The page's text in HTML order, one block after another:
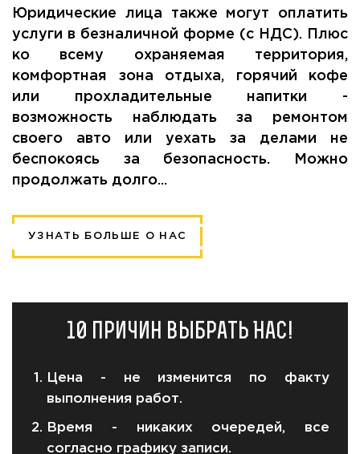
Юридические лица также могут оплатить
услуги в безналичной форме (с НДС). Плюс
ко всему охраняемая территория,
комфортная зона отдыха, горячий кофе
или прохладительные напитки -
возможность наблюдать за ремонтом
своего авто или уехать за делами не
беспокоясь за безопасность. Можно
продолжать долго...
УЗНАТЬ БОЛЬШЕ О НАС
10 причин выбрать Нас!
Цена - не изменится по факту
выполнения работ.
Время - никаких очередей, все
согласно графику записи.